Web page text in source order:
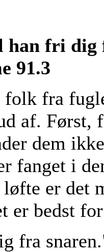
han fri
91.3
fra
af. Først,
dem
fanget i
er det
er bedst
fra